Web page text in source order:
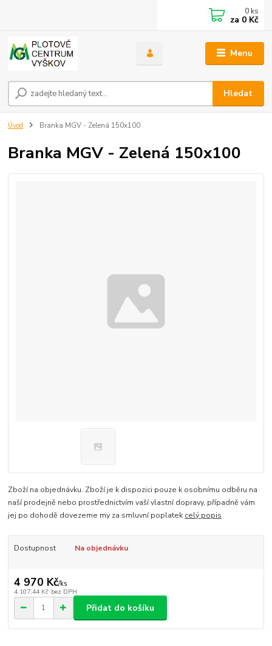
Menu
Hledat
0 ks
za 0 Kč
Úvod Branka MGV - Zelená 150x100
Branka MGV - Zelená 150x100
Zboží na objednávku. Zboží je k dispozici pouze k osobnímu odběru na
naší prodejně nebo prostřednictvím vaší vlastní dopravy, případně vám
jej po dohodě dovezeme my za smluvní poplatek celý popis
Dostupnost Na objednávku
4 970 Kč/ks
4 107,44 Kč bez DPH
Přidat do košíku